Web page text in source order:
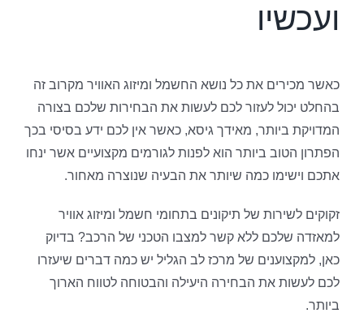
ועכשיו
כאשר מכירים את כל נושא החשמל ומיזוג האוויר מקרוב זה
בהחלט יכול לעזור לכם לעשות את הבחירות שלכם בצורה
המדויקת ביותר, מאידך גיסא, כאשר אין לכם ידע בסיסי בכך
הפתרון הטוב ביותר הוא לפנות לגורמים מקצועיים אשר ינחו
אתכם וישימו כמה שיותר את הבעיה שנוצרה מאחור.
זקוקים לשירות של תיקונים בתחומי חשמל ומיזוג אוויר
למאזדה שלכם ללא קשר למצבו הטכני של הרכב? בדיוק
כאן, למקצוענים של מרכז לב הגליל יש כמה דברים שיעזרו
לכם לעשות את הבחירה היעילה והבטוחה לטווח הארוך
ביותר.